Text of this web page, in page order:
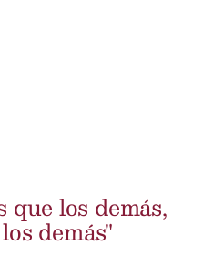
que los demás,
demás"